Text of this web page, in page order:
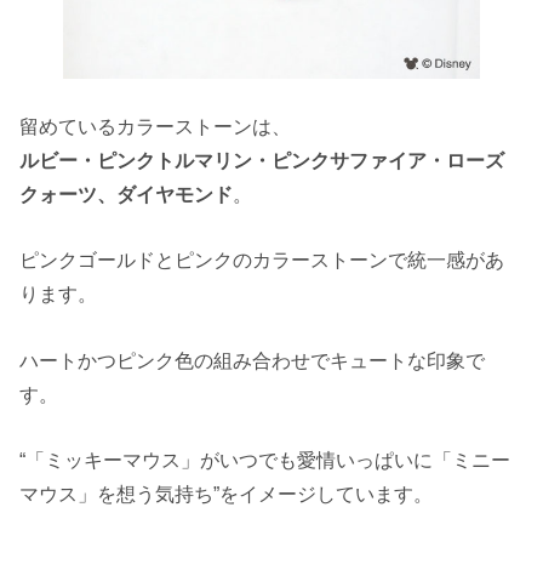
留めているカラーストーンは、
ルビー・ピンクトルマリン・ピンクサファイア・ローズ
クォーツ、ダイヤモンド。
ピンクゴールドとピンクのカラーストーンで統一感があ
ります。
ハートかつピンク色の組み合わせでキュートな印象で
す。
“「ミッキーマウス」がいつでも愛情いっぱいに「ミニー
マウス」を想う気持ち”をイメージしています。